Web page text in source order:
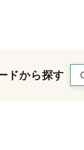
ドから探す